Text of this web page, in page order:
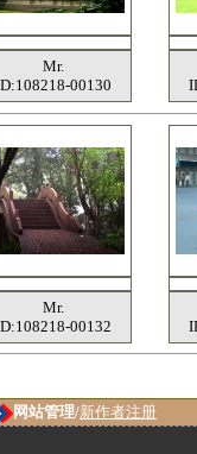
Mr.
00130
Mr.
00132
网站管理/新作者注册